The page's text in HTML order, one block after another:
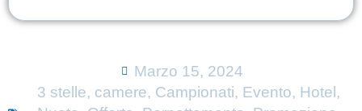
Marzo 15, 2024
3 stelle, camere, Campionati, Evento, Hotel ,